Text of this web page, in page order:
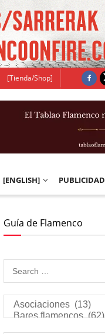
[Tienda/Shop]
[ENGLISH] PUBLICIDAD
Guía de Flamenco